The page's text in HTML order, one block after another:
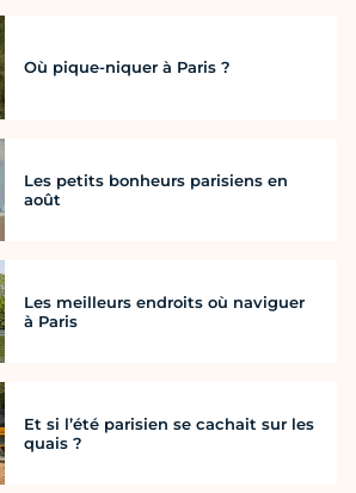
Où pique-niquer à Paris ?
Les petits bonheurs parisiens en
août
Les meilleurs endroits où naviguer
à Paris
Et si l’été parisien se cachait sur les
quais ?